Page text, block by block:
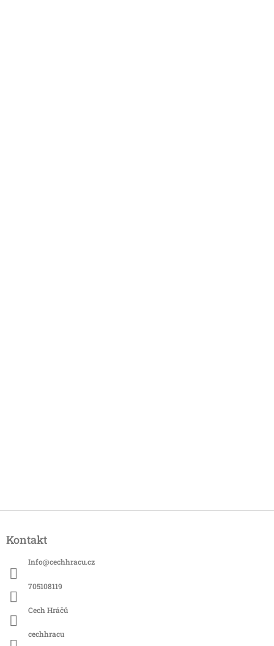
pKontakt
Info@cechhracu.cz
705108119
Cech Hráčů
cechhracu